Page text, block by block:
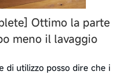
Ottimo la parte
meno il lavaggio
di utilizzo posso dire che i